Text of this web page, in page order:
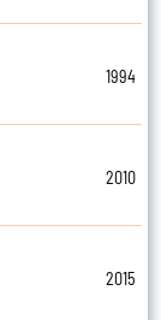
1994
2010
2015